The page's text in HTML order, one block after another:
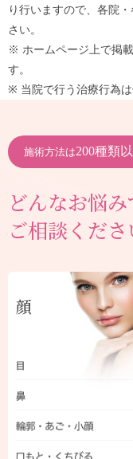
り行いますので、各院
さい。
※ ホームページ上で掲
す。
※ 当院で行う治療行為は
施術方法は200種類
どんなお悩み
ご相談くださ
顔